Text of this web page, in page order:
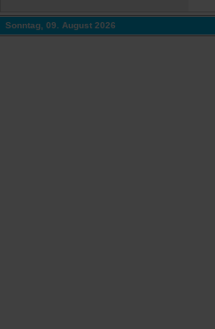
Sonntag, 09. August 2026